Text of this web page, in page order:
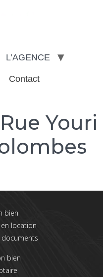
L’AGENCE
Contact
Rue Youri
bien
location
bien